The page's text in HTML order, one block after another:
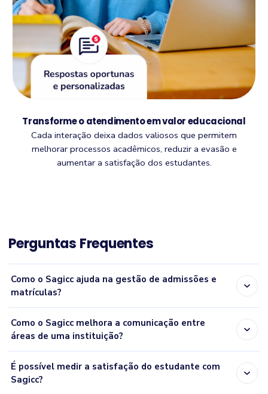
Transforme o atendimento em valor educacional
Cada interação deixa dados valiosos que permitem
melhorar processos acadêmicos, reduzir a evasão e
aumentar a satisfação dos estudantes.
Perguntas Frequentes
Como o Sagicc ajuda na gestão de admissões e
matrículas?
expand_more
Como o Sagicc melhora a comunicação entre
áreas de uma instituição?
expand_more
É possível medir a satisfação do estudante com
Sagicc?
expand_more